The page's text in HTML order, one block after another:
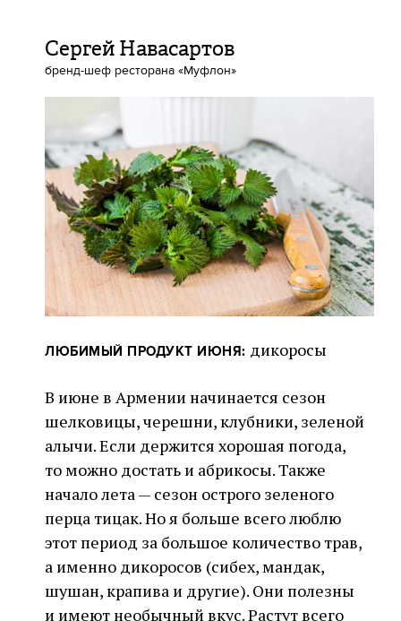
Сергей Навасартов
бренд-шеф ресторана «Муфлон»
ЛЮБИМЫЙ ПРОДУКТ ИЮНЯ: дикоросы
В июне в Армении начинается сезон
шелковицы, черешни, клубники, зеленой
алычи. Если держится хорошая погода,
то можно достать и абрикосы. Также
начало лета — сезон острого зеленого
перца тицак. Но я больше всего люблю
этот период за большое количество трав,
а именно дикоросов (сибех, мандак,
шушан, крапива и другие). Они полезны
и имеют необычный вкус. Растут всего